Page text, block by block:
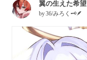
翼の生えた希望
by36/みろく🗝🪶